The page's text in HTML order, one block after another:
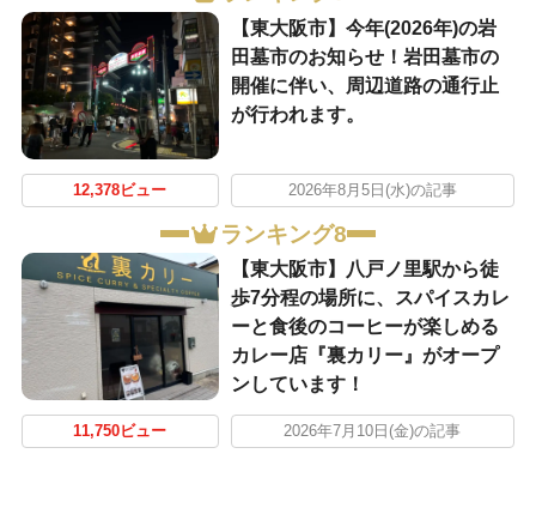
【東大阪市】今年(2026年)の岩
田墓市のお知らせ！岩田墓市の
開催に伴い、周辺道路の通行止
が行われます。
12,378ビュー 2026年8月5日(水)の記事
ランキング8
【東大阪市】八戸ノ里駅から徒
歩7分程の場所に、スパイスカレ
ーと食後のコーヒーが楽しめる
カレー店『裏カリー』がオープ
ンしています！
11,750ビュー 2026年7月10日(金)の記事